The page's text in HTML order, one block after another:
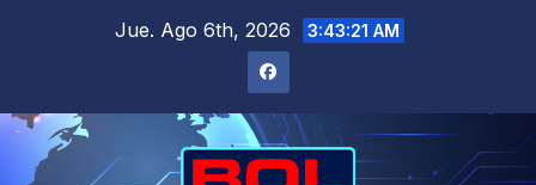
Jue. Ago 6th, 2026 3:43:21 AM